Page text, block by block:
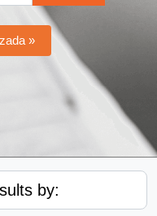
»
by: